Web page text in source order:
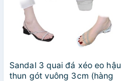
Sandal 3 quai đá xéo eo hậu
thun gót vuông 3cm (hàng